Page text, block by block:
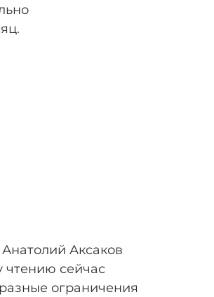
Аксаков
чтению сейчас
ограничения